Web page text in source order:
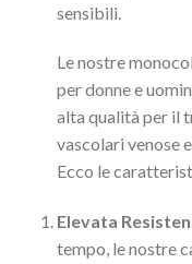
sensibili.
Le nostre
per donne e
alta qualità per il
vascolari venose
Ecco le
Elevata
tempo, le nostre